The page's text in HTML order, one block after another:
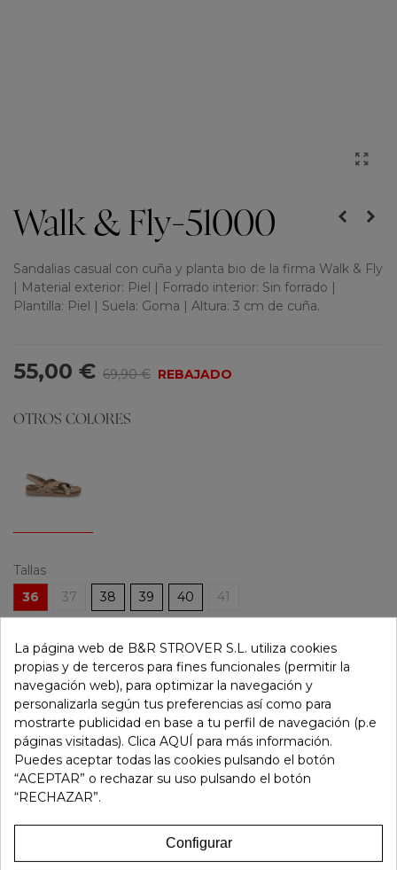
Walk & Fly-51000
Sandalias casual con cuña y planta bio de la firma Walk & Fly
| Material exterior: Piel | Forrado interior: Sin forrado |
Plantilla: Piel | Suela: Goma | Altura: 3 cm de cuña.
55,00 € 69,90 € REBAJADO
OTROS COLORES
Tallas
36
37 38 39 40 41
-
Añadir Al Carrito
Referencia: 141249
Marca: Walk & Fly
Favorito 0
16 OTROS PRODUCTOS EN LA MISMA CATEGORÍA:
La página web de B&R STROVER S.L. utiliza cookies
propias y de terceros para fines funcionales (permitir la
navegación web), para optimizar la navegación y
personalizarla según tus preferencias así como para
mostrarte publicidad en base a tu perfil de navegación (p.e
páginas visitadas). Clica AQUÍ para más información.
Puedes aceptar todas las cookies pulsando el botón
“ACEPTAR” o rechazar su uso pulsando el botón
“RECHAZAR”.
Configurar